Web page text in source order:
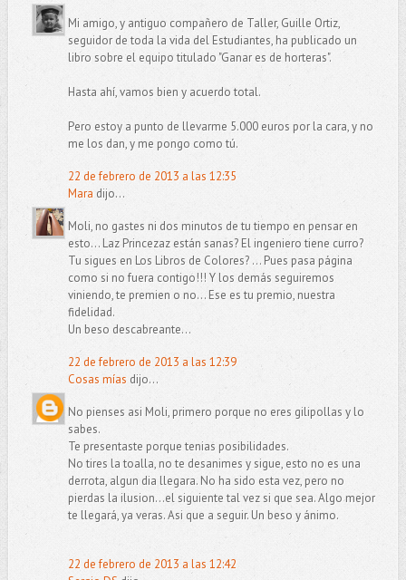
Mi amigo, y antiguo compañero de Taller, Guille Ortiz,
seguidor de toda la vida del Estudiantes, ha publicado un
libro sobre el equipo titulado "Ganar es de horteras".
Hasta ahí, vamos bien y acuerdo total.
Pero estoy a punto de llevarme 5.000 euros por la cara, y no
me los dan, y me pongo como tú.
22 de febrero de 2013 a las 12:35
Mara dijo...
Moli, no gastes ni dos minutos de tu tiempo en pensar en
esto... Laz Princezaz están sanas? El ingeniero tiene curro?
Tu sigues en Los Libros de Colores? ... Pues pasa página
como si no fuera contigo!!! Y los demás seguiremos
viniendo, te premien o no... Ese es tu premio, nuestra
fidelidad.
Un beso descabreante...
22 de febrero de 2013 a las 12:39
Cosas mías dijo...
No pienses asi Moli, primero porque no eres gilipollas y lo
sabes.
Te presentaste porque tenias posibilidades.
No tires la toalla, no te desanimes y sigue, esto no es una
derrota, algun dia llegara. No ha sido esta vez, pero no
pierdas la ilusion...el siguiente tal vez si que sea. Algo mejor
te llegará, ya veras. Asi que a seguir. Un beso y ánimo.
22 de febrero de 2013 a las 12:42